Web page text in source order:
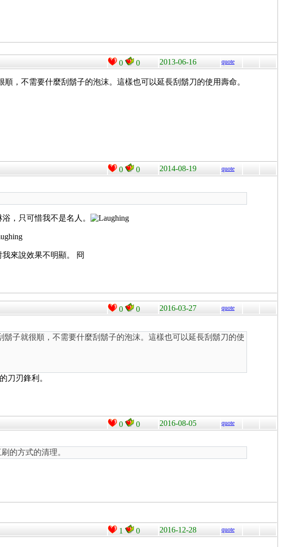
0 0 2013-06-16 quote
，不需要什麼刮鬍子的泡沫。這樣也可以延長刮鬍刀的使用壽命。
0 0 2014-08-19 quote
，只可惜我不是名人。
來說效果不明顯。 冏
0 0 2016-03-27 quote
子就很順，不需要什麼刮鬍子的泡沫。這樣也可以延長刮鬍刀的使
刀刃鋒利。
0 0 2016-08-05 quote
的方式的清理。
1 0 2016-12-28 quote